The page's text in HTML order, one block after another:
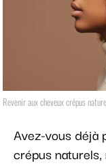
Revenir aux cheveux crépus
Avez-vous déjà
crépus